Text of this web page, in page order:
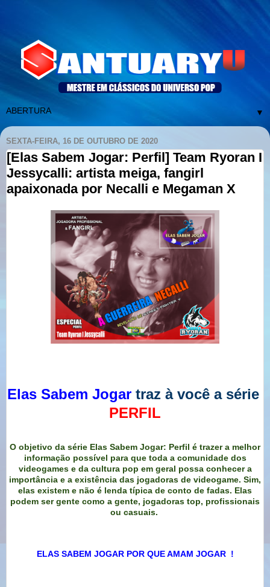
▼
SEXTA-FEIRA, 16 DE OUTUBRO DE 2020
[Elas Sabem Jogar: Perfil] Team Ryoran I
Jessycalli: artista meiga, fangirl
apaixonada por Necalli e Megaman X
Elas Sabem Jogartraz à você a série
PERFIL
O objetivo da série Elas Sabem Jogar: Perfil é trazer a melhor
informação possível para que toda a comunidade dos
videogames e da cultura pop em geral possa conhecer a
importância e a existência das jogadoras de videogame. Sim,
elas existem e não é lenda típica de conto de fadas. Elas
podem ser gente como a gente, jogadoras top, profissionais
ou casuais.
ELAS SABEM JOGAR POR QUE AMAM JOGAR !